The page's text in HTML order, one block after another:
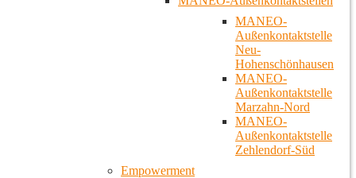
MANEO-
Außenkontaktstelle
Neu-
Hohenschönhausen
MANEO-
Außenkontaktstelle
Marzahn-Nord
MANEO-
Außenkontaktstelle
Zehlendorf-Süd
Empowerment